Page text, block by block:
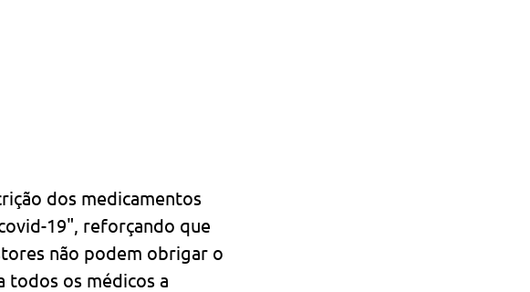
dos medicamentos
19", reforçando que
não podem obrigar o
todos os médicos a